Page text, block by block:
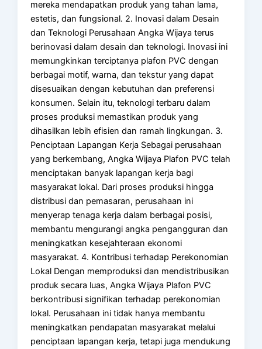
mereka mendapatkan produk yang tahan lama,
estetis, dan fungsional. 2. Inovasi dalam Desain
dan Teknologi Perusahaan Angka Wijaya terus
berinovasi dalam desain dan teknologi. Inovasi ini
memungkinkan terciptanya plafon PVC dengan
berbagai motif, warna, dan tekstur yang dapat
disesuaikan dengan kebutuhan dan preferensi
konsumen. Selain itu, teknologi terbaru dalam
proses produksi memastikan produk yang
dihasilkan lebih efisien dan ramah lingkungan. 3.
Penciptaan Lapangan Kerja Sebagai perusahaan
yang berkembang, Angka Wijaya Plafon PVC telah
menciptakan banyak lapangan kerja bagi
masyarakat lokal. Dari proses produksi hingga
distribusi dan pemasaran, perusahaan ini
menyerap tenaga kerja dalam berbagai posisi,
membantu mengurangi angka pengangguran dan
meningkatkan kesejahteraan ekonomi
masyarakat. 4. Kontribusi terhadap Perekonomian
Lokal Dengan memproduksi dan mendistribusikan
produk secara luas, Angka Wijaya Plafon PVC
berkontribusi signifikan terhadap perekonomian
lokal. Perusahaan ini tidak hanya membantu
meningkatkan pendapatan masyarakat melalui
penciptaan lapangan kerja, tetapi juga mendukung